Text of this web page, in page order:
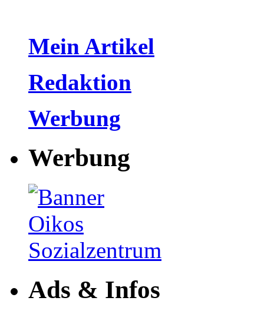
Mein Artikel
Redaktion
Werbung
Werbung
Ads & Infos